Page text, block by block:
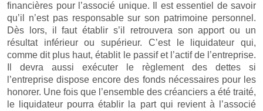
financières pour l’associé unique. Il est essentiel de savoir
qu’il n’est pas responsable sur son patrimoine personnel.
Dès lors, il faut établir s’il retrouvera son apport ou un
résultat inférieur ou supérieur. C’est le liquidateur qui,
comme dit plus haut, établit le passif et l’actif de l’entreprise.
Il devra aussi exécuter le règlement des dettes si
l’entreprise dispose encore des fonds nécessaires pour les
honorer. Une fois que l’ensemble des créanciers a été traité,
le liquidateur pourra établir la part qui revient à l’associé